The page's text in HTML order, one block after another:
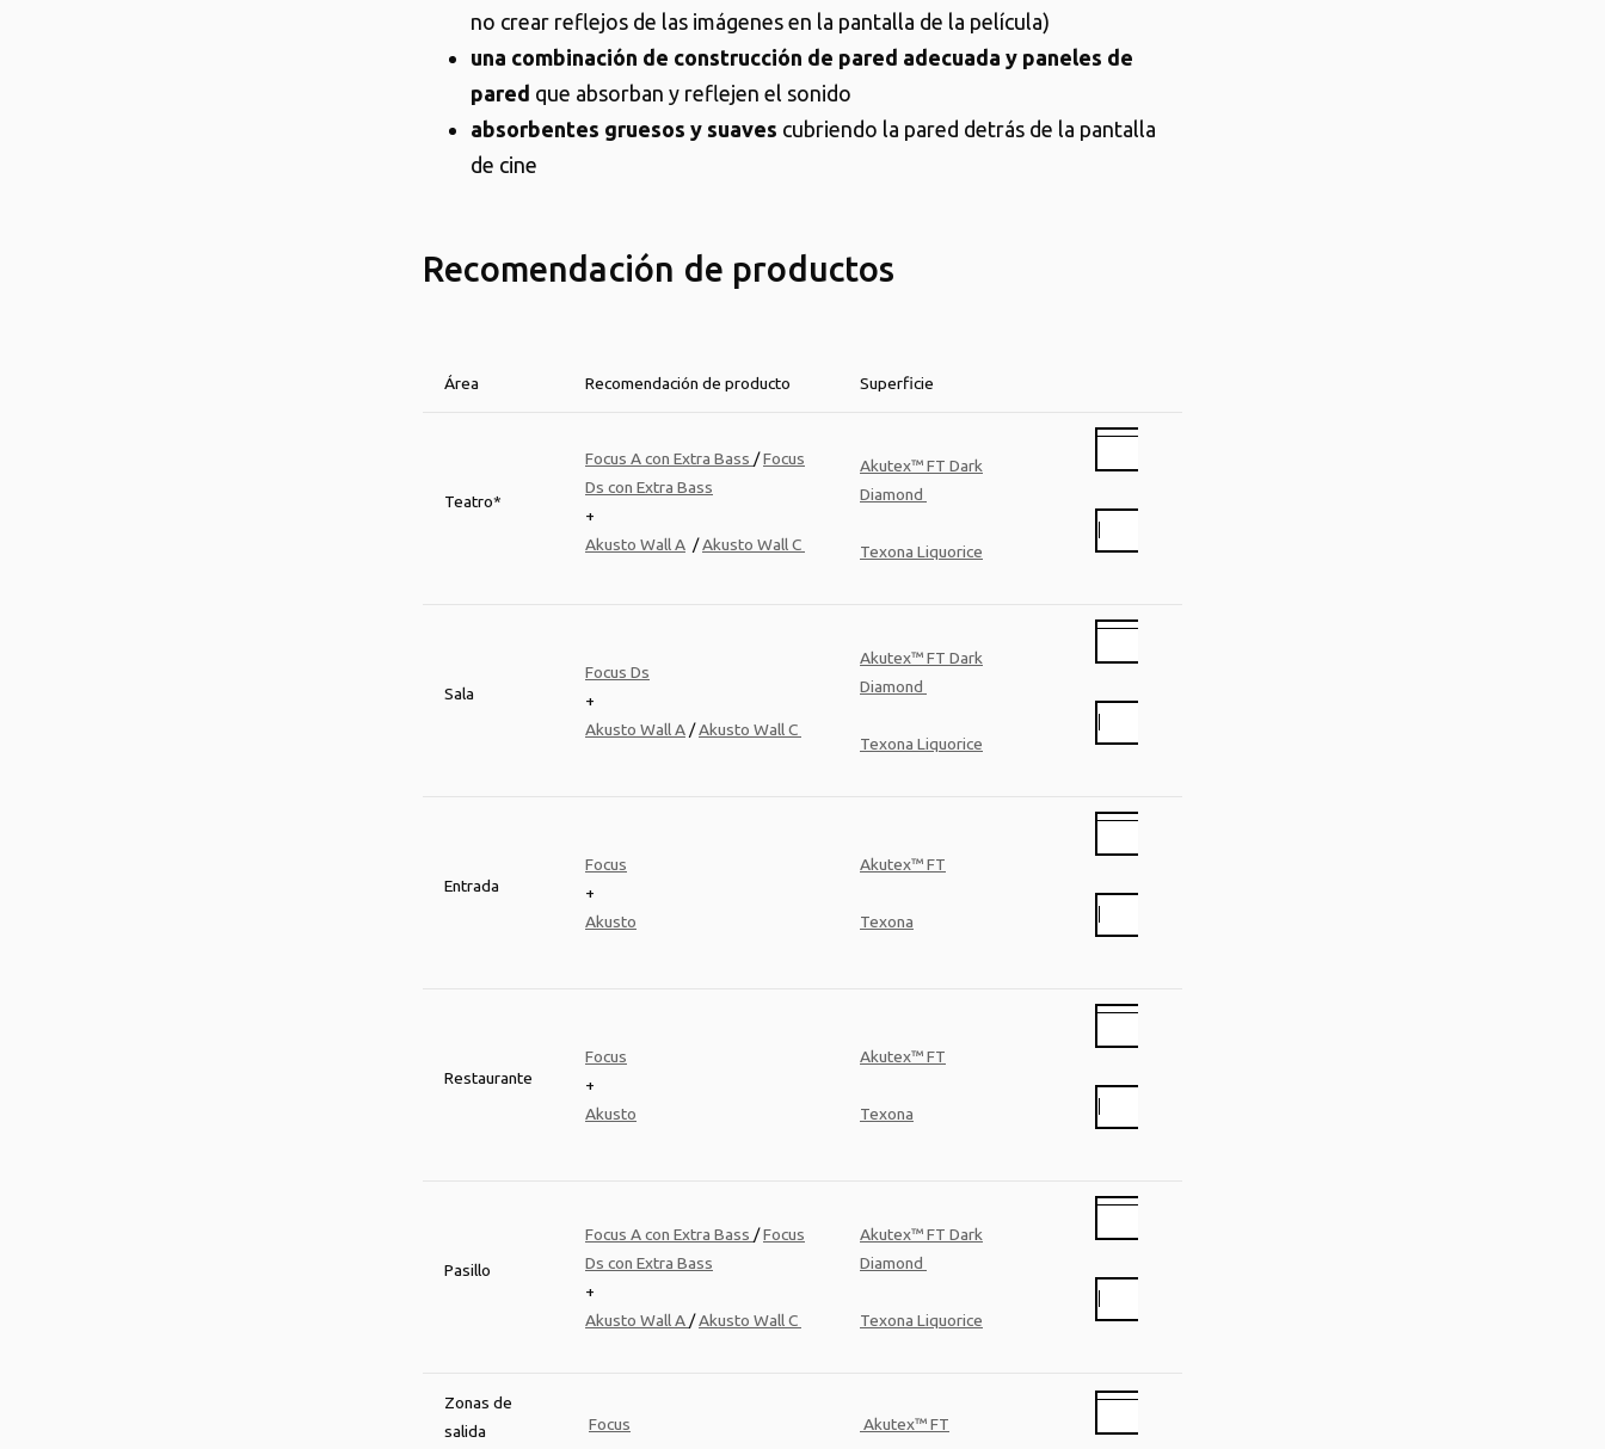
no crear reflejos de las imágenes en la pantalla de la película)
una combinación de construcción de pared adecuada y paneles de
pared que absorban y reflejen el sonido
absorbentes gruesos y suaves cubriendo la pared detrás de la pantalla
de cine
Recomendación de productos
Área Recomendación de producto Superficie
Teatro*
Focus A con Extra Bass /Focus
Ds con Extra Bass
+
Akusto Wall A /Akusto Wall C
Akutex™ FT Dark
Diamond
Texona Liquorice
Sala
Focus Ds
+
Akusto Wall A /Akusto Wall C
Akutex™ FT Dark
Diamond
Texona Liquorice
Entrada
Focus
+
Akusto
Akutex™ FT
Texona
Restaurante
Focus
+
Akusto
Akutex™ FT
Texona
Pasillo
Focus A con Extra Bass /Focus
Ds con Extra Bass
+
Akusto Wall A /Akusto Wall C
Akutex™ FT Dark
Diamond
Texona Liquorice
Zonas de
salida
Focus Akutex™ FT